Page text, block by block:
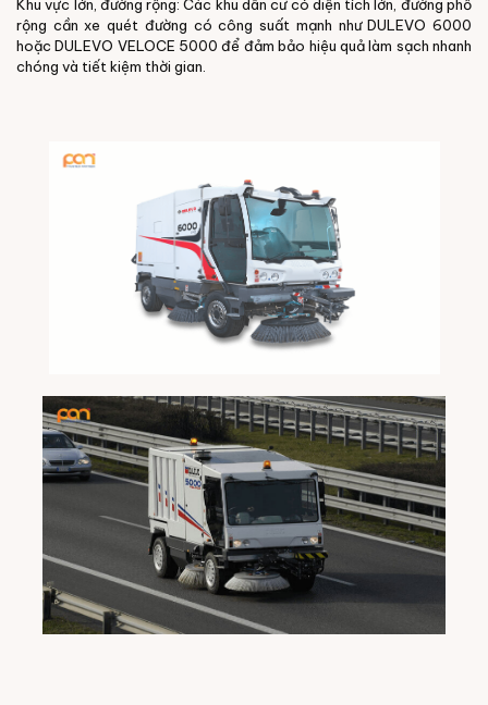
Khu vực lớn, đường rộng: Các khu dân cư có diện tích lớn, đường phố
rộng cần xe quét đường có công suất mạnh như DULEVO 6000
hoặc DULEVO VELOCE 5000 để đảm bảo hiệu quả làm sạch nhanh
chóng và tiết kiệm thời gian.